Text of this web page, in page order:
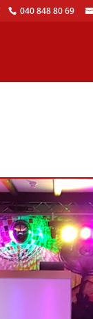
040 848 80 69